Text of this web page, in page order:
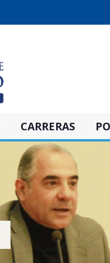
CARRERAS